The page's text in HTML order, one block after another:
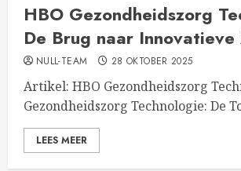
HBO Gezondheidszorg
De Brug naar Innovatieve
NULL-TEAM 28 OKTOBER 2025
Artikel: HBO Gezondheidszorg
Gezondheidszorg Technologie: De
LEES MEER